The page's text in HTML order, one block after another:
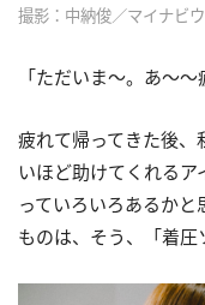
撮影：中納俊／マイナビ
「ただいま～。あ～
疲れて帰ってきた後
いほど助けてくれる
っていろいろあるか
ものは、そう、「着圧